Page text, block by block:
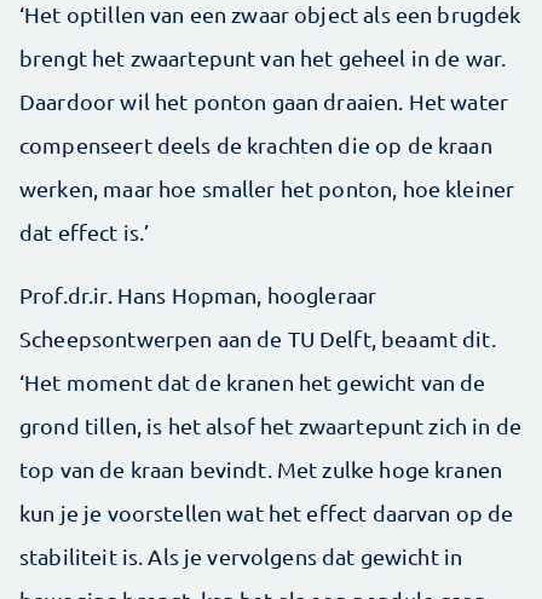
‘Het optillen van een zwaar object als een brugdek
brengt het zwaartepunt van het geheel in de war.
Daardoor wil het ponton gaan draaien. Het water
compenseert deels de krachten die op de kraan
werken, maar hoe smaller het ponton, hoe kleiner
dat effect is.’
Prof.dr.ir. Hans Hopman, hoogleraar
Scheepsontwerpen aan de TU Delft, beaamt dit.
‘Het moment dat de kranen het gewicht van de
grond tillen, is het alsof het zwaartepunt zich in de
top van de kraan bevindt. Met zulke hoge kranen
kun je je voorstellen wat het effect daarvan op de
stabiliteit is. Als je vervolgens dat gewicht in